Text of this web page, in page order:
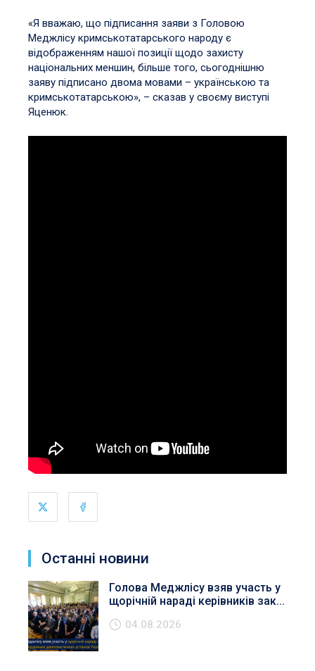
«Я вважаю, що підписання заяви з Головою
Меджлісу кримськотатарського народу є
відображенням нашої позиції щодо захисту
національних меншин, більше того, сьогоднішню
заяву підписано двома мовами – українською та
кримськотатарською», – сказав у своєму виступі
Яценюк.
Останні новини
Голова Меджлісу взяв участь у
щорічній нараді керівників зак...
04.08.2026